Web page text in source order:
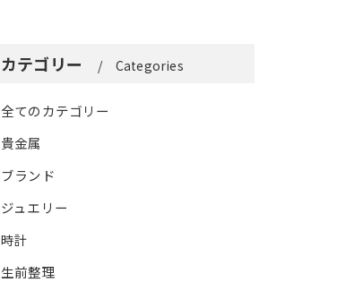
カテゴリー Categories
全てのカテゴリー
貴金属
ブランド
ジュエリー
時計
生前整理